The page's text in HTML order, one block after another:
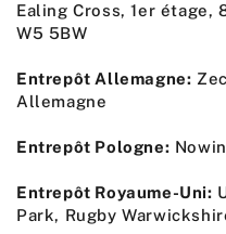
Ealing Cross, 1er étage,
W5 5BW
Entrepôt Allemagne:
Allemagne
Entrepôt Pologne:
Entrepôt Royaume-Uni:
Park, Rugby